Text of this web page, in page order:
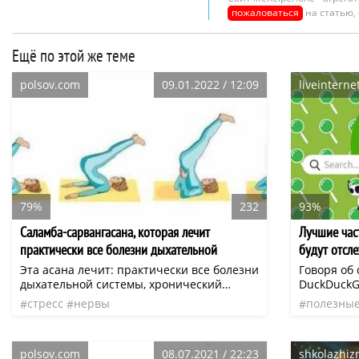
пожаловаться на
Ещё по этой же теме
polsov.com 09.01.2022 / 12:09
79% 232
​Саламба-сарвангасана, которая лечит
практически все болезни дыхательной
системы
Эта асана лечит: практически все болезни
дыхательной системы, хронический
насморк, бронхит, затруднённое дыхание,
астма, ослабленный иммунитет, колит,
кишечника, смещение матки,
стресс нервы
93%
Лучшие
будут
Говоря об
решать
polsov.com 08.07.2021 / 22:23